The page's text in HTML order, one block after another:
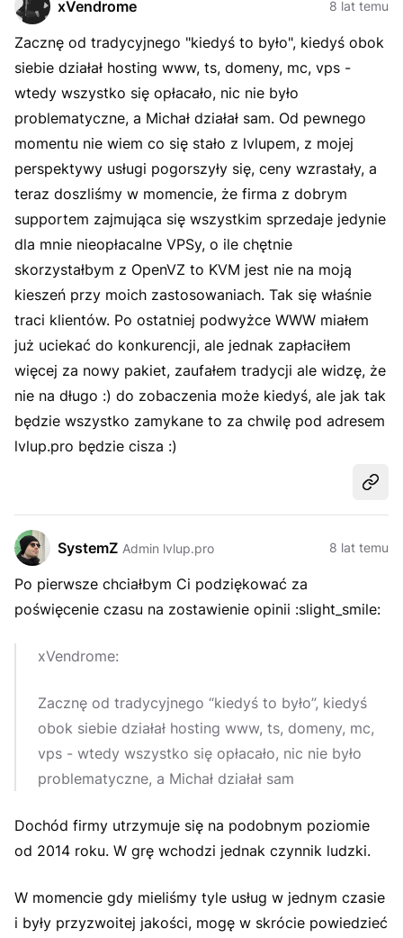
xVendrome 8 lat temu
Zacznę od tradycyjnego "kiedyś to było", kiedyś obok
siebie działał hosting www, ts, domeny, mc, vps -
wtedy wszystko się opłacało, nic nie było
problematyczne, a Michał działał sam. Od pewnego
momentu nie wiem co się stało z lvlupem, z mojej
perspektywy usługi pogorszyły się, ceny wzrastały, a
teraz doszliśmy w momencie, że firma z dobrym
supportem zajmująca się wszystkim sprzedaje jedynie
dla mnie nieopłacalne VPSy, o ile chętnie
skorzystałbym z OpenVZ to KVM jest nie na moją
kieszeń przy moich zastosowaniach. Tak się właśnie
traci klientów. Po ostatniej podwyżce WWW miałem
już uciekać do konkurencji, ale jednak zapłaciłem
więcej za nowy pakiet, zaufałem tradycji ale widzę, że
nie na długo :) do zobaczenia może kiedyś, ale jak tak
będzie wszystko zamykane to za chwilę pod adresem
lvlup.pro będzie cisza :)
SystemZ Admin lvlup.pro 8 lat temu
Po pierwsze chciałbym Ci podziękować za
poświęcenie czasu na zostawienie opinii :slight_smile:
xVendrome:
Zacznę od tradycyjnego “kiedyś to było”, kiedyś
obok siebie działał hosting www, ts, domeny, mc,
vps - wtedy wszystko się opłacało, nic nie było
problematyczne, a Michał działał sam
Dochód firmy utrzymuje się na podobnym poziomie
od 2014 roku. W grę wchodzi jednak czynnik ludzki.
W momencie gdy mieliśmy tyle usług w jednym czasie
i były przyzwoitej jakości, mogę w skrócie powiedzieć